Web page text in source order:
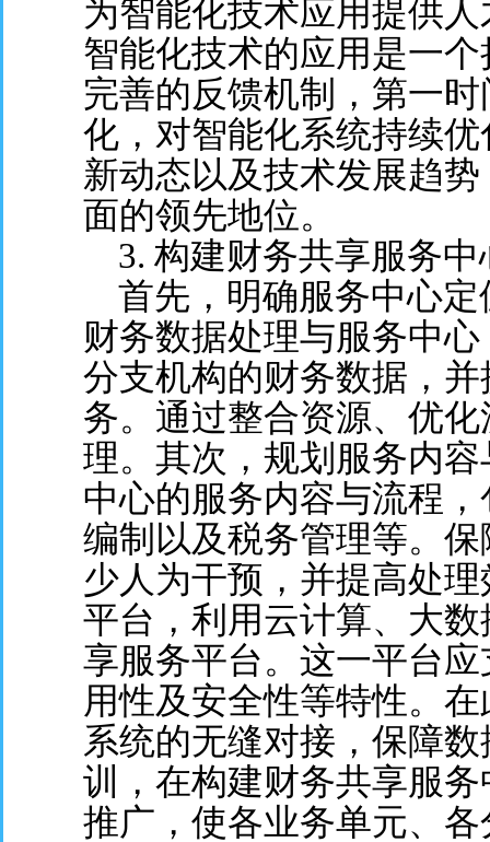
为智能化技术应用提供
智能化技术的应用是一
完善的反馈机制，第一
化，对智能化系统持续
新动态以及技术发展趋
面的领先地位。
3. 构建财务共享服务中
首先，明确服务中心定
财务数据处理与服务中
分支机构的财务数据，
务。通过整合资源、优
理。其次，规划服务内
中心的服务内容与流程
编制以及税务管理等。
少人为干预，并提高处
平台，利用云计算、大
享服务平台。这一平台
用性及安全性等特性。
系统的无缝对接，保障
训，在构建财务共享服
推广，使各业务单元、